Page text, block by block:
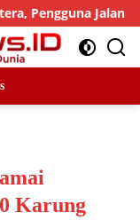
Jalan
Karung